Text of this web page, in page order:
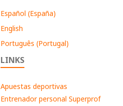
Español (España)
English
Português (Portugal)
LINKS
Apuestas deportivas
Entrenador personal Superprof